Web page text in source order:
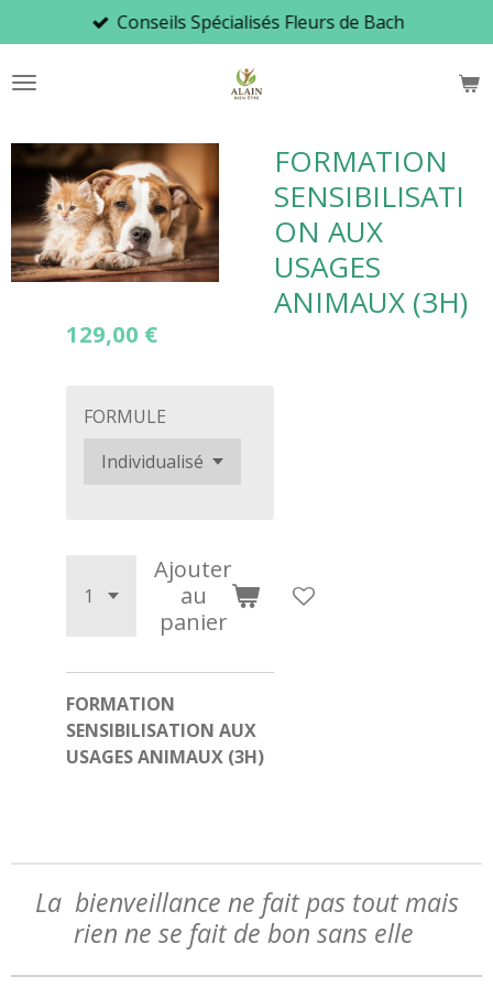
au
contenu
Conseils Spécialisés Fleurs de Bach
FORMATION
SENSIBILISATI
ON AUX
USAGES
ANIMAUX (3H)
129,00 €
FORMULE
Ajouter
au
panier
FORMATION
SENSIBILISATION AUX
USAGES ANIMAUX (3H)
La bienveillance ne fait pas tout mais
rien ne se fait de bon sans elle